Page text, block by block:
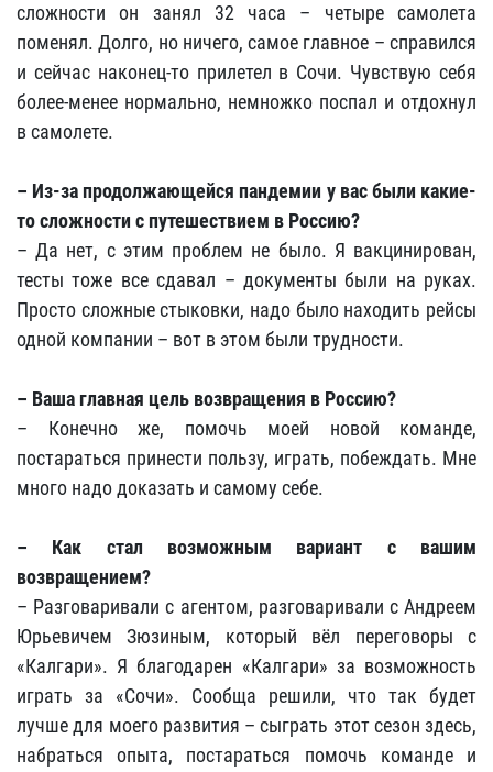
сложности он занял 32 часа – четыре самолета
поменял. Долго, но ничего, самое главное – справился
и сейчас наконец-то прилетел в Сочи. Чувствую себя
более-менее нормально, немножко поспал и отдохнул
в самолете.
– Из-за продолжающейся пандемии у вас были какие-
то сложности с путешествием в Россию?
– Да нет, с этим проблем не было. Я вакцинирован,
тесты тоже все сдавал – документы были на руках.
Просто сложные стыковки, надо было находить рейсы
одной компании – вот в этом были трудности.
– Ваша главная цель возвращения в Россию?
– Конечно же, помочь моей новой команде,
постараться принести пользу, играть, побеждать. Мне
много надо доказать и самому себе.
– Как стал возможным вариант с вашим
возвращением?
– Разговаривали с агентом, разговаривали с Андреем
Юрьевичем Зюзиным, который вёл переговоры с
«Калгари». Я благодарен «Калгари» за возможность
играть за «Сочи». Сообща решили, что так будет
лучше для моего развития – сыграть этот сезон здесь,
набраться опыта, постараться помочь команде и